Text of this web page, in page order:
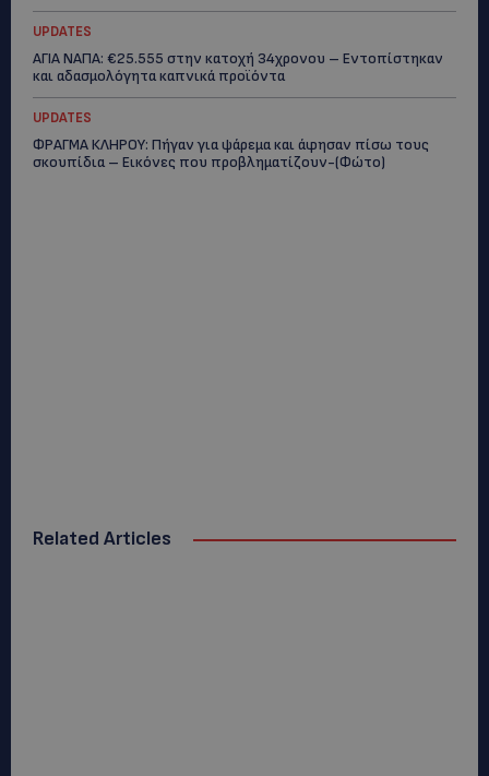
UPDATES
ΑΓΙΑ ΝΑΠΑ: €25.555 στην κατοχή 34χρονου – Εντοπίστηκαν
και αδασμολόγητα καπνικά προϊόντα
UPDATES
ΦΡΑΓΜΑ ΚΛΗΡΟΥ: Πήγαν για ψάρεμα και άφησαν πίσω τους
σκουπίδια – Εικόνες που προβληματίζουν-(Φώτο)
Related Articles